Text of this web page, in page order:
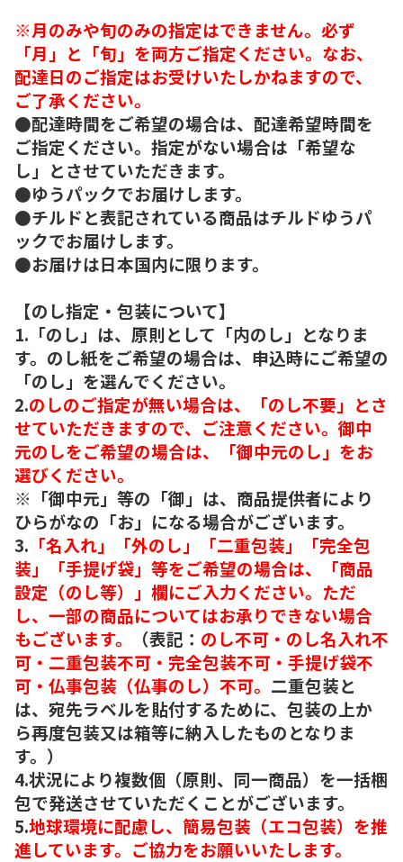
※月のみや旬のみの指定はできません。必ず
「月」と「旬」を両方ご指定ください。なお、
配達日のご指定はお受けいたしかねますので、
ご了承ください。
●配達時間をご希望の場合は、配達希望時間を
ご指定ください。指定がない場合は「希望な
し」とさせていただきます。
●ゆうパックでお届けします。
●チルドと表記されている商品はチルドゆうパ
ックでお届けします。
●お届けは日本国内に限ります。
【のし指定・包装について】
1.「のし」は、原則として「内のし」となりま
す。のし紙をご希望の場合は、申込時にご希望の
「のし」を選んでください。
2.のしのご指定が無い場合は、「のし不要」とさ
せていただきますので、ご注意ください。御中
元のしをご希望の場合は、「御中元のし」をお
選びください。
※「御中元」等の「御」は、商品提供者により
ひらがなの「お」になる場合がございます。
3. 「名入れ」「外のし」「二重包装」「完全包
装」「手提げ袋」等をご希望の場合は、「商品
設定（のし等）」欄にご入力ください。ただ
し、一部の商品についてはお承りできない場合
もございます。
（表記： のし不可・のし名入れ不
可・二重包装不可・完全包装不可・手提げ袋不
可・仏事包装（仏事のし）不可。 二重包装と
は、宛先ラベルを貼付するために、包装の上か
ら再度包装又は箱等に納入したものとなりま
す。）
4.状況により複数個（原則、同一商品）を一括梱
包で発送させていただくことがございます。
5.地球環境に配慮し、簡易包装（エコ包装）を推
進しています。ご協力をお願いいたします。